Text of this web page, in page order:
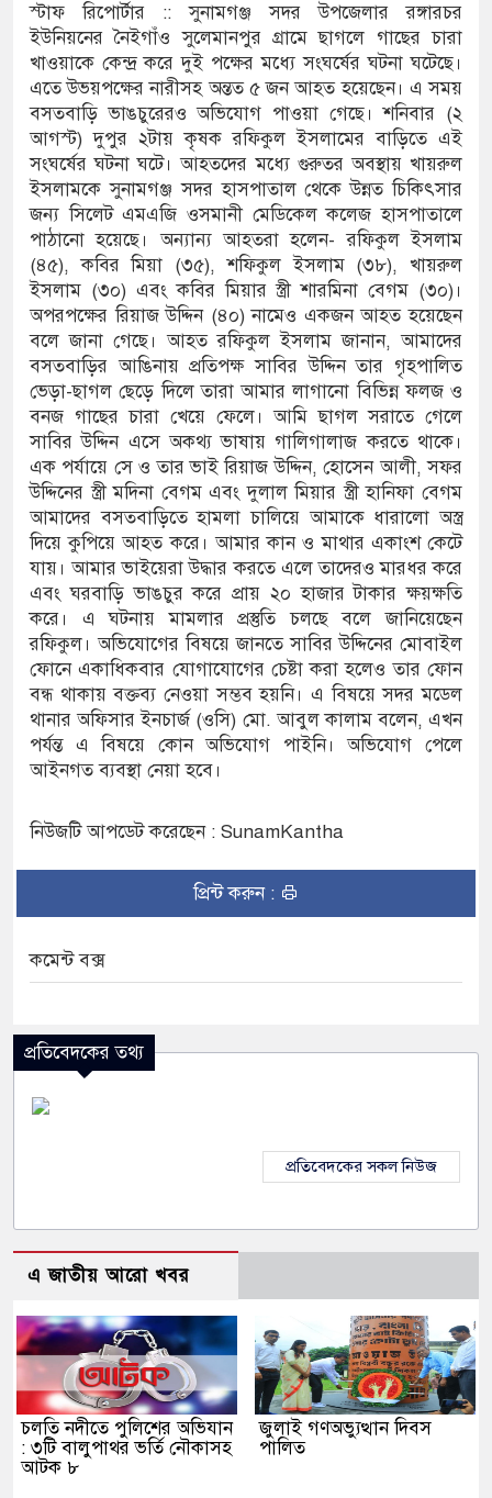
নিয়েছে দালাল চক্র
সম্প্রসারিত প্রশাসনিক ভবনের উদ্বোধন
তৎপরতা চালানোর মুরোদ আওয়ামী লীগের নেই :
আইনে মামলা: নাদের, পলিন, রিপন-
আসামি
ইলেক্ট্রনিক বুথ ও সেল্ফ সার্ভিস সেন্টারের উদ্বোধন
জেলা প্রশাসন
রেকর্ড সংশোধন ও স্বত্ব ফেরতের দাবি
জীবনের ঝুঁকি, নিরাপদ নৌযান এখনো অধরা
পদ শূন্য, ৪৫১টি প্রাথমিক বিদ্যালয়ে নেই প্রধান
নৌকাডুবিতে নিহত ২, নিখোঁজ ২, ভবানীপুরে শোকের
অভিযোগে সংবাদ সম্মেলন, নিরাপত্তা ও সুষ্ঠু
স্টাফ রিপোর্টার :: সুনামগঞ্জ সদর উপজেলার রঙ্গারচর
ইউনিয়নের নৈইগাঁও সুলেমানপুর গ্রামে ছাগলে গাছের চারা
খাওয়াকে কেন্দ্র করে দুই পক্ষের মধ্যে সংঘর্ষের ঘটনা ঘটেছে।
এতে উভয়পক্ষের নারীসহ অন্তত ৫ জন আহত হয়েছেন। এ সময়
বসতবাড়ি ভাঙচুরেরও অভিযোগ পাওয়া গেছে। শনিবার (২
আগস্ট) দুপুর ২টায় কৃষক রফিকুল ইসলামের বাড়িতে এই
সংঘর্ষের ঘটনা ঘটে। আহতদের মধ্যে গুরুতর অবস্থায় খায়রুল
ইসলামকে সুনামগঞ্জ সদর হাসপাতাল থেকে উন্নত চিকিৎসার
জন্য সিলেট এমএজি ওসমানী মেডিকেল কলেজ হাসপাতালে
পাঠানো হয়েছে। অন্যান্য আহতরা হলেন- রফিকুল ইসলাম
(৪৫), কবির মিয়া (৩৫), শফিকুল ইসলাম (৩৮), খায়রুল
ইসলাম (৩০) এবং কবির মিয়ার স্ত্রী শারমিনা বেগম (৩০)।
অপরপক্ষের রিয়াজ উদ্দিন (৪০) নামেও একজন আহত হয়েছেন
বলে জানা গেছে। আহত রফিকুল ইসলাম জানান, আমাদের
বসতবাড়ির আঙিনায় প্রতিপক্ষ সাবির উদ্দিন তার গৃহপালিত
ভেড়া-ছাগল ছেড়ে দিলে তারা আমার লাগানো বিভিন্ন ফলজ ও
বনজ গাছের চারা খেয়ে ফেলে। আমি ছাগল সরাতে গেলে
সাবির উদ্দিন এসে অকথ্য ভাষায় গালিগালাজ করতে থাকে।
এক পর্যায়ে সে ও তার ভাই রিয়াজ উদ্দিন, হোসেন আলী, সফর
উদ্দিনের স্ত্রী মদিনা বেগম এবং দুলাল মিয়ার স্ত্রী হানিফা বেগম
আমাদের বসতবাড়িতে হামলা চালিয়ে আমাকে ধারালো অস্ত্র
দিয়ে কুপিয়ে আহত করে। আমার কান ও মাথার একাংশ কেটে
যায়। আমার ভাইয়েরা উদ্ধার করতে এলে তাদেরও মারধর করে
এবং ঘরবাড়ি ভাঙচুর করে প্রায় ২০ হাজার টাকার ক্ষয়ক্ষতি
করে। এ ঘটনায় মামলার প্রস্তুতি চলছে বলে জানিয়েছেন
রফিকুল। অভিযোগের বিষয়ে জানতে সাবির উদ্দিনের মোবাইল
ফোনে একাধিকবার যোগাযোগের চেষ্টা করা হলেও তার ফোন
বন্ধ থাকায় বক্তব্য নেওয়া সম্ভব হয়নি। এ বিষয়ে সদর মডেল
থানার অফিসার ইনচার্জ (ওসি) মো. আবুল কালাম বলেন, এখন
পর্যন্ত এ বিষয়ে কোন অভিযোগ পাইনি। অভিযোগ পেলে
আইনগত ব্যবস্থা নেয়া হবে।
নিউজটি আপডেট করেছেন : SunamKantha
প্রিন্ট করুন :
কমেন্ট বক্স
প্রতিবেদকের তথ্য
প্রতিবেদকের সকল নিউজ
এ জাতীয় আরো খবর
চলতি নদীতে পুলিশের অভিযান
: ৩টি বালুপাথর ভর্তি নৌকাসহ
আটক ৮
জুলাই গণঅভ্যুত্থান দিবস
পালিত